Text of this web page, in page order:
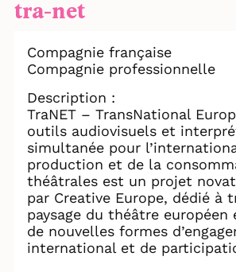
tra-net
Compagnie française
Compagnie professionnelle
Description :
TraNET – TransNational
outils audiovisuels et
simultanée pour
production et de la
théâtrales est un projet
par Creative Europe, dédié à
paysage du théâtre européen
de nouvelles formes
international et de